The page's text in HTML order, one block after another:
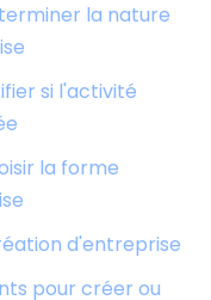
la nature
si l'activité
la forme
d'entreprise
pour créer ou